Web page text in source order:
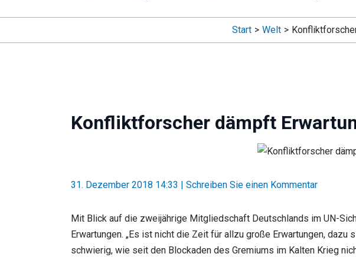
Start Welt
Konfliktforscher dämpft
31. Dezember 2018 14:33 Schreiben Sie einen Kommentar
Mit Blick auf die zweijährige Mitgliedschaft Deutschlands im UN-
Erwartungen. „Es ist nicht die Zeit für allzu große Erwartungen,
schwierig, wie seit den Blockaden des Gremiums im Kalten Krieg